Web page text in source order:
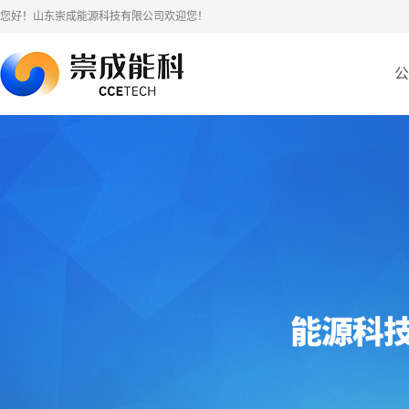
您好！山东崇成能源科技有限公司欢迎您！